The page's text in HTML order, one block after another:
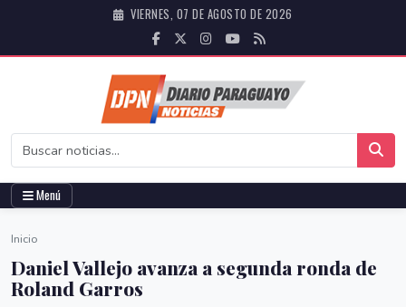
VIERNES, 07 DE AGOSTO DE 2026
Menú
Inicio
Daniel Vallejo avanza a segunda ronda de
Roland Garros